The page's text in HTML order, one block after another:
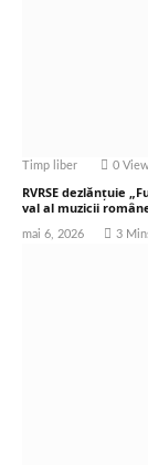
Timp liber 0
RVRSE dezlănțuie
val al muzicii
mai 6, 2026 3